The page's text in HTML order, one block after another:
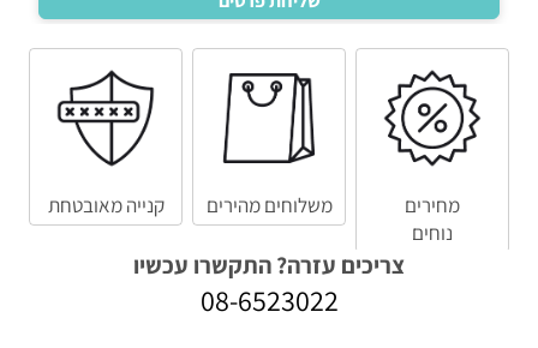
מחירים
נוחים
משלוחים מהירים קנייה מאובטחת
צריכים עזרה? התקשרו עכשיו
08-6523022